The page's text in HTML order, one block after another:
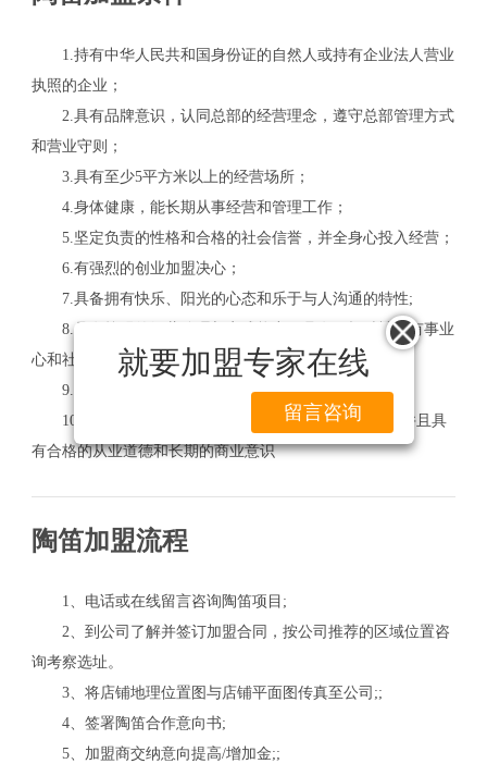
就要加盟专家在线
留言咨询
1.持有中华人民共和国身份证的自然人或持有企业法人营业
执照的企业；
2.具有品牌意识，认同总部的经营理念，遵守总部管理方式
和营业守则；
3.具有至少5平方米以上的经营场所；
4.身体健康，能长期从事经营和管理工作；
5.坚定负责的性格和合格的社会信誉，并全身心投入经营；
6.有强烈的创业加盟决心；
7.具备拥有快乐、阳光的心态和乐于与人沟通的特性;
8.具有较强的经营管理与实践能力，具有开拓精神，有事业
心和社会责任感;
9.有强烈的意向加盟事业并计划长期发展;
10.自觉维护消费者的权益，具有一定的从商经验，并且具
有合格的从业道德和长期的商业意识
陶笛加盟流程
1、电话或在线留言咨询陶笛项目;
2、到公司了解并签订加盟合同，按公司推荐的区域位置咨
询考察选址。
3、将店铺地理位置图与店铺平面图传真至公司;;
4、签署陶笛合作意向书;
5、加盟商交纳意向提高/增加金;;